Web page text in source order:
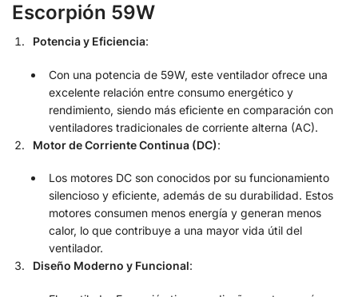
Escorpión 59W
Potencia y Eficiencia:
Con una potencia de 59W, este ventilador ofrece una
excelente relación entre consumo energético y
rendimiento, siendo más eficiente en comparación con
ventiladores tradicionales de corriente alterna (AC).
Motor de Corriente Continua (DC):
Los motores DC son conocidos por su funcionamiento
silencioso y eficiente, además de su durabilidad. Estos
motores consumen menos energía y generan menos
calor, lo que contribuye a una mayor vida útil del
ventilador.
Diseño Moderno y Funcional: